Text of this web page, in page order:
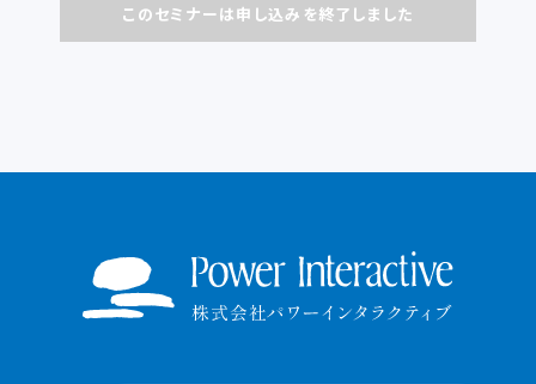
このセミナーは申し込みを終了しました